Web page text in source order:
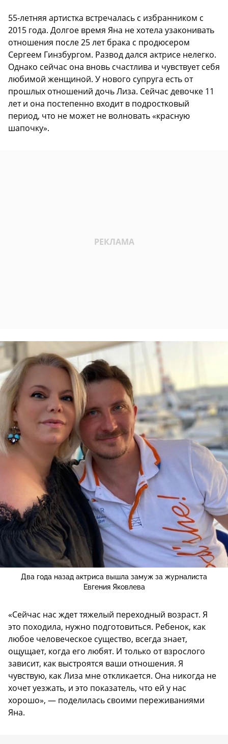
55-летняя артистка встречалась с избранником с
2015 года. Долгое время Яна не хотела узаконивать
отношения после 25 лет брака с продюсером
Сергеем Гинзбургом. Развод дался актрисе нелегко.
Однако сейчас она вновь счастлива и чувствует себя
любимой женщиной. У нового супруга есть от
прошлых отношений дочь Лиза. Сейчас девочке 11
лет и она постепенно входит в подростковый
период, что не может не волновать «красную
шапочку».
Два года назад актриса вышла замуж за журналиста
Евгения Яковлева
«Сейчас нас ждет тяжелый переходный возраст. Я
это походила, нужно подготовиться. Ребенок, как
любое человеческое существо, всегда знает,
ощущает, когда его любят. И только от взрослого
зависит, как выстроятся ваши отношения. Я
чувствую, как Лиза мне откликается. Она никогда не
хочет уезжать, и это показатель, что ей у нас
хорошо», — поделилась своими переживаниями
Яна.